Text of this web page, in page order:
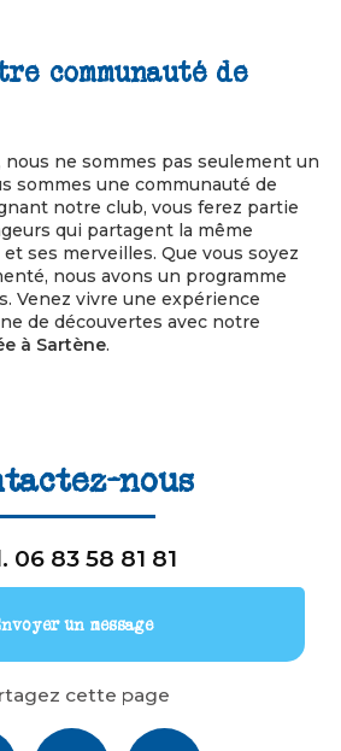
communauté de
nous ne sommes pas seulement un
sommes une communauté de
notre club, vous ferez partie
qui partagent la même
ses merveilles. Que vous soyez
nous avons un programme
Venez vivre une expérience
de découvertes avec notre
à Sartène.
nous
06 83 58 81 81
un message
cette page
Facebook